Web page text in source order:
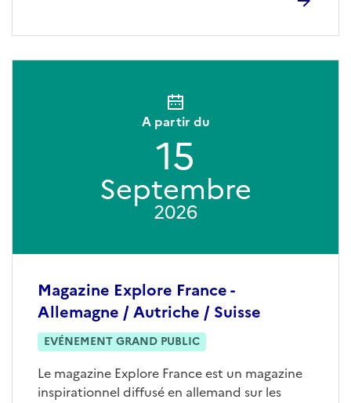
Magazine Explore France -
Allemagne / Autriche / Suisse
EVÉNEMENT GRAND PUBLIC
Le magazine Explore France est un magazine
inspirationnel diffusé en allemand sur les
A partir du
15
Septembre
2026